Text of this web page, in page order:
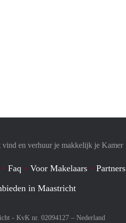
vind en verhuur je makkelijk je Kamer
Faq Voor Makelaars
Partners
in Maastricht
- KvK nr. 02094127 – Nederland